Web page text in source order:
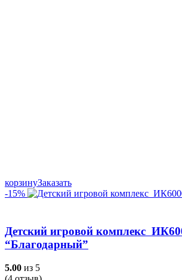
корзинуЗаказать
-15%
Детский игровой комплекс
“Благодарный”
5.00 из 5